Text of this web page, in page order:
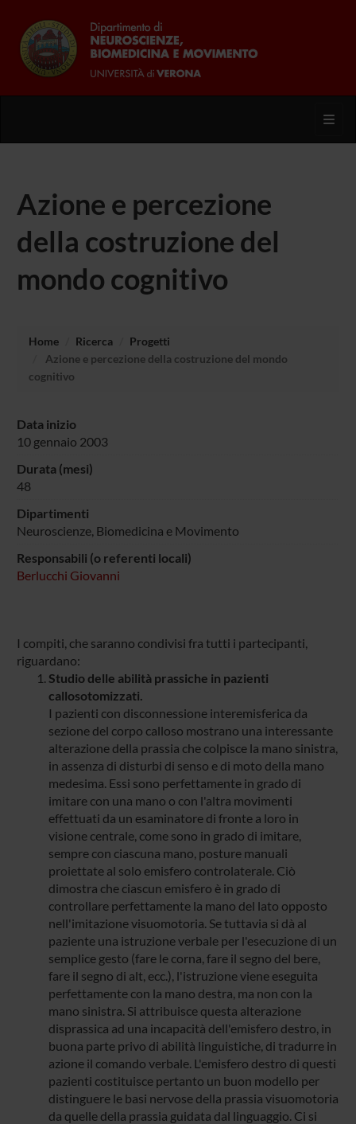
Azione e percezione
della costruzione del
mondo cognitivo
Home Ricerca
Progetti
Azione e percezione della costruzione del mondo
cognitivo
Data inizio
10 gennaio 2003
Durata (mesi)
48
Dipartimenti
Neuroscienze, Biomedicina e Movimento
Responsabili (o referenti locali)
Berlucchi Giovanni
I compiti, che saranno condivisi fra tutti i partecipanti,
riguardano:
Studio delle abilità prassiche in pazienti
callosotomizzati.
I pazienti con disconnessione interemisferica da
sezione del corpo calloso mostrano una interessante
alterazione della prassia che colpisce la mano sinistra,
in assenza di disturbi di senso e di moto della mano
medesima. Essi sono perfettamente in grado di
imitare con una mano o con l'altra movimenti
effettuati da un esaminatore di fronte a loro in
visione centrale, come sono in grado di imitare,
sempre con ciascuna mano, posture manuali
proiettate al solo emisfero controlaterale. Ciò
dimostra che ciascun emisfero è in grado di
controllare perfettamente la mano del lato opposto
nell'imitazione visuomotoria. Se tuttavia si dà al
paziente una istruzione verbale per l'esecuzione di un
semplice gesto (fare le corna, fare il segno del bere,
fare il segno di alt, ecc.), l'istruzione viene eseguita
perfettamente con la mano destra, ma non con la
mano sinistra. Si attribuisce questa alterazione
disprassica ad una incapacità dell'emisfero destro, in
buona parte privo di abilità linguistiche, di tradurre in
azione il comando verbale. L'emisfero destro di questi
pazienti costituisce pertanto un buon modello per
distinguere le basi nervose della prassia visuomotoria
da quelle della prassia guidata dal linguaggio. Ci si